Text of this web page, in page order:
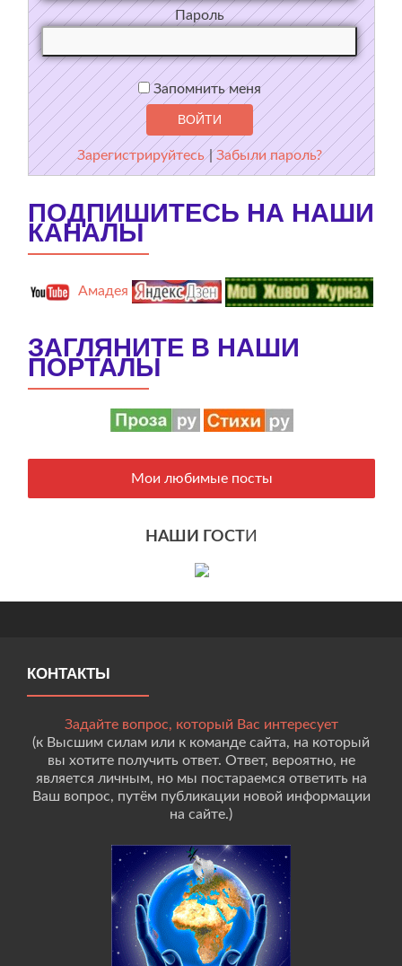
Пароль
Запомнить меня
Зарегистрируйтесь |Забыли пароль?
ПОДПИШИТЕСЬ НА НАШИ
КАНАЛЫ
Амадея
ЗАГЛЯНИТЕ В НАШИ
ПОРТАЛЫ
Мои любимые посты
НАШИ ГОСТИ
КОНТАКТЫ
Задайте вопрос, который Вас интересует
(к Высшим силам или к команде сайта, на который
вы хотите получить ответ. Ответ, вероятно, не
является личным, но мы постараемся ответить на
Ваш вопрос, путём публикации новой информации
на сайте.)